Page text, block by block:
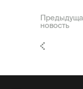
новость